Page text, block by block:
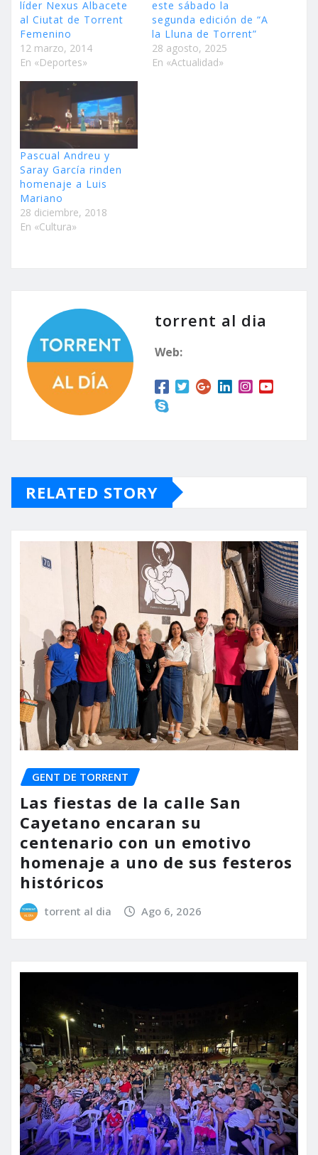
líder Nexus Albacete
al Ciutat de Torrent
Femenino
12 marzo, 2014
En «Deportes»
este sábado la
segunda edición de “A
la Lluna de Torrent”
28 agosto, 2025
En «Actualidad»
Pascual Andreu y
Saray García rinden
homenaje a Luis
Mariano
28 diciembre, 2018
En «Cultura»
torrent al dia
Web:
RELATED STORY
GENT DE TORRENT
Las fiestas de la calle San
Cayetano encaran su
centenario con un emotivo
homenaje a uno de sus festeros
históricos
torrent al dia Ago 6, 2026